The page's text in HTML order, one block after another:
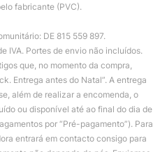
fabricante (PVC).
DE 815 559 897.
IVA. Portes de envio não incluídos.
que, no momento da compra,
Entrega antes do Natal”. A entrega
além de realizar a encomenda, o
ou disponível até ao final do dia de
por “Pré-pagamento”). Para
entrará em contacto consigo para